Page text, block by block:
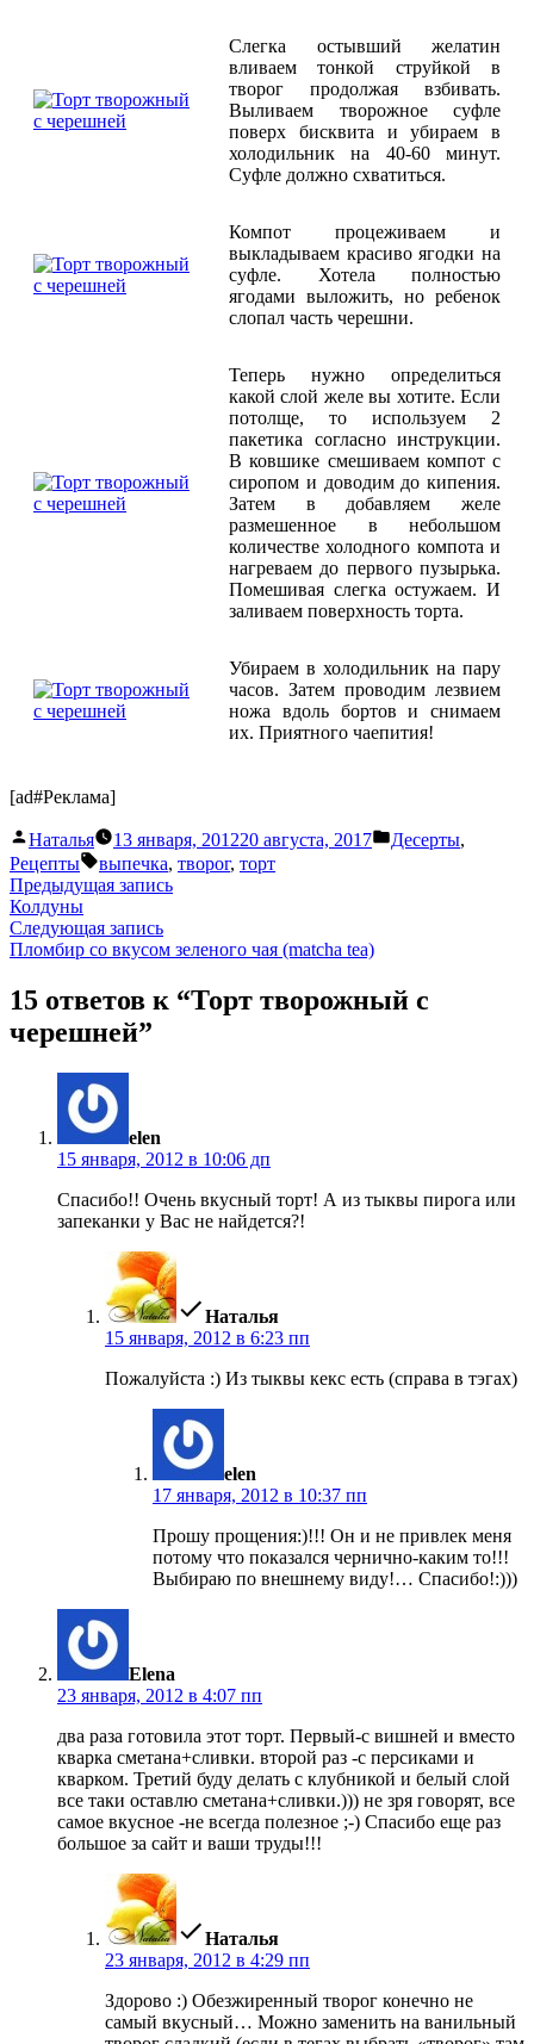
Слегка остывший желатин
вливаем тонкой струйкой в
творог продолжая взбивать.
Выливаем творожное суфле
поверх бисквита и убираем в
холодильник на 40-60 минут.
Суфле должно схватиться.
Компот процеживаем и
выкладываем красиво ягодки на
суфле. Хотела полностью
ягодами выложить, но ребенок
слопал часть черешни.
Теперь нужно определиться
какой слой желе вы хотите. Если
потолще, то используем 2
пакетика согласно инструкции.
В ковшике смешиваем компот с
сиропом и доводим до кипения.
Затем в добавляем желе
размешенное в небольшом
количестве холодного компота и
нагреваем до первого пузырька.
Помешивая слегка остужаем. И
заливаем поверхность торта.
Убираем в холодильник на пару
часов. Затем проводим лезвием
ножа вдоль бортов и снимаем
их. Приятного чаепития!
[ad#Реклама]
Написано
автором
Наталья 13 января, 201220 августа, 2017
Написано
Десерты,
Рецепты
Метки:
выпечка, творог, торт
Навигация
по
записям
Предыдущая записьПредыдущая
Колдуны
Следующая записьСледующая
запись:
Пломбир со вкусом зеленого чая (matcha tea)
15 ответов к “Торт творожный с
черешней”
elen
15 января, 2012 в 10:06 дп
Спасибо!! Очень вкусный торт! А из тыквы пирога или
запеканки у Вас не найдется?!
Наталья
15 января, 2012 в 6:23 пп
Пожалуйста :) Из тыквы кекс есть (справа в тэгах)
elen
17 января, 2012 в 10:37 пп
Прошу прощения:)!!! Он и не привлек меня
потому что показался чернично-каким то!!!
Выбираю по внешнему виду!… Спасибо!:)))
Elena
23 января, 2012 в 4:07 пп
два раза готовила этот торт. Первый-с вишней и вместо
кварка сметана+сливки. второй раз -с персиками и
кварком. Третий буду делать с клубникой и белый слой
все таки оставлю сметана+сливки.))) не зря говорят, все
самое вкусное -не всегда полезное ;-) Спасибо еще раз
большое за сайт и ваши труды!!!
Наталья
23 января, 2012 в 4:29 пп
Здорово :) Обезжиренный творог конечно не
самый вкусный… Можно заменить на ванильный